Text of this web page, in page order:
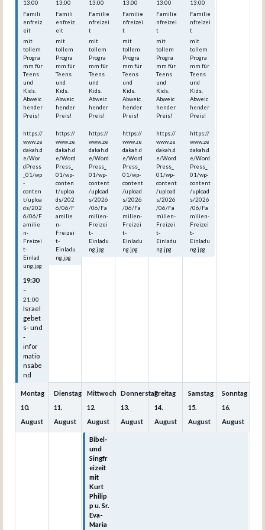
13:00
Famili
enfreiz
eit
mit
tollem
Progra
mm für
Teens
und
Kids.
Abweic
hender
Preis!
https://
www.ze
dakah.d
e/Wor
dPress
_01/wp
-
conten
t/uploa
ds/202
6/06/F
amilie
n-
Freizei
t-
Einlad
ung.jpg
19:30
–
21:00
Israel
gebet
s- und
-
infor
matio
nsabe
nd
13:00
Famili
enfreiz
eit
mit
tollem
Progra
mm für
Teens
und
Kids.
Abweic
hender
Preis!
https://
www.ze
dakah.d
e/Word
Press_
01/wp-
conten
t/uploa
ds/202
6/06/F
amilie
n-
Freizei
t-
Einladu
ng.jpg
13:00
Familie
nfreizei
t
mit
tollem
Progra
mm für
Teens
und
Kids.
Abweic
hender
Preis!
https://
www.ze
dakah.d
e/Word
Press_
01/wp-
content
/upload
s/2026
/06/Fa
milien-
Freizei
t-
Einladu
ng.jpg
13:00
Familie
nfreizei
t
mit
tollem
Progra
mm für
Teens
und
Kids.
Abweic
hender
Preis!
https://
www.ze
dakah.d
e/Word
Press_
01/wp-
content
/upload
s/2026
/06/Fa
milien-
Freizei
t-
Einladu
ng.jpg
13:00
Familie
nfreizei
t
mit
tollem
Progra
mm für
Teens
und
Kids.
Abweic
hender
Preis!
https://
www.ze
dakah.d
e/Word
Press_
01/wp-
content
/upload
s/2026
/06/Fa
milien-
Freizei
t-
Einladu
ng.jpg
13:00
Familie
nfreizei
t
mit
tollem
Progra
mm für
Teens
und
Kids.
Abweic
hender
Preis!
https://
www.ze
dakah.d
e/Word
Press_
01/wp-
content
/upload
s/2026
/06/Fa
milien-
Freizei
t-
Einladu
ng.jpg
Montag
10.
August
Dienstag
11.
August
Mittwoch
12.
August
Bibel-
und
Singfr
eizeit
mit
Kurt
Philip
p u. Sr.
Eva-
Maria
Donnerstag
13.
August
Freitag
14.
August
Samstag
15.
August
Sonntag
16.
August